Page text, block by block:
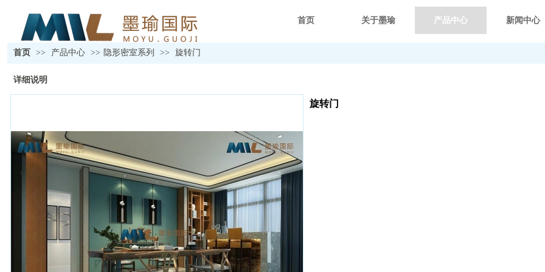
首页 关于墨瑜 产品中心 新闻中心
首页 >> 产品中心 >> 隐形密室系列 >> 旋转门
详细说明
旋转门